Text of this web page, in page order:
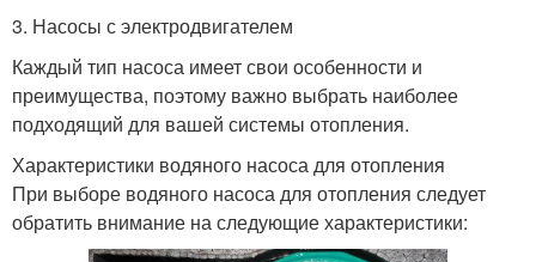
3. Насосы с электродвигателем
Каждый тип насоса имеет свои особенности и
преимущества, поэтому важно выбрать наиболее
подходящий для вашей системы отопления.
Характеристики водяного насоса для отопления
При выборе водяного насоса для отопления следует
обратить внимание на следующие характеристики: